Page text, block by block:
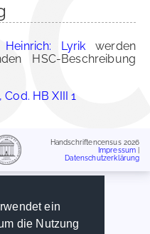
ein
die Nutzung
Heinrich: Lyrik werden
HSC-Beschreibung
HB XIII 1
Handschriftencensus 2026
Impressum
Datenschutzerklärung